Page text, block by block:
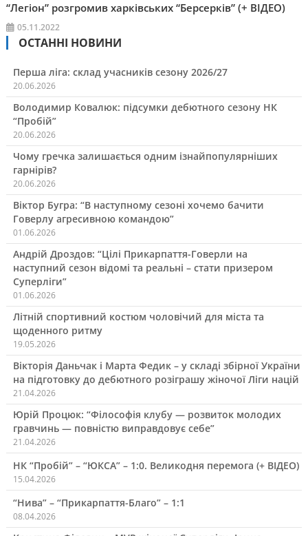
“Легіон” розгромив харківських “Берсерків” (+ ВІДЕО)
05.11.2022
ОСТАННІ НОВИНИ
Перша ліга: склад учасників сезону 2026/27
20.06.2026
Володимир Ковалюк: підсумки дебютного сезону НК
“Пробій”
20.06.2026
Чому гречка залишається одним ізнайпопулярніших
гарнірів?
20.06.2026
Віктор Бугра: “В наступному сезоні хочемо бачити
Говерлу агресивною командою”
01.06.2026
Андрій Дроздов: “Цілі Прикарпаття-Говерли на
наступний сезон відомі та реальні – стати призером
Суперліги”
01.06.2026
Літній спортивний костюм чоловічий для міста та
щоденного ритму
19.05.2026
Вікторія Даньчак і Марта Федик – у складі збірної України
на підготовку до дебютного розіграшу жіночої Ліги націй
21.04.2026
Юрій Процюк: “Філософія клубу — розвиток молодих
гравчинь — повністю виправдовує себе”
21.04.2026
НК “Пробій” – “ЮКСА” – 1:0. Великодня перемога (+ ВІДЕО)
15.04.2026
“Нива” – “Прикарпаття-Благо” – 1:1
08.04.2026